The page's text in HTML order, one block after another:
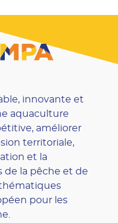
innovante et
aquaculture
améliorer
territoriale,
et la
la pêche et de
pour les